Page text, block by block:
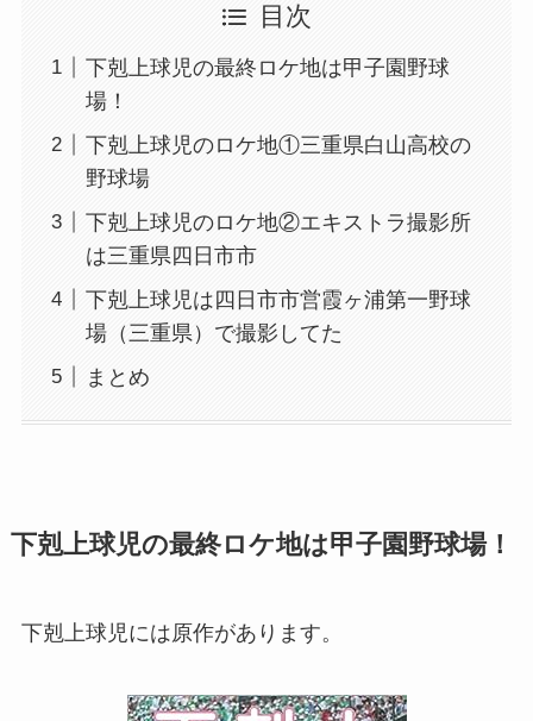
目次
下剋上球児の最終ロケ地は甲子園野球
場！
下剋上球児のロケ地①三重県白山高校の
野球場
下剋上球児のロケ地②エキストラ撮影所
は三重県四日市市
下剋上球児は四日市市営霞ヶ浦第一野球
場（三重県）で撮影してた
まとめ
下剋上球児の最終ロケ地は甲子園野球場！
下剋上球児には原作があります。